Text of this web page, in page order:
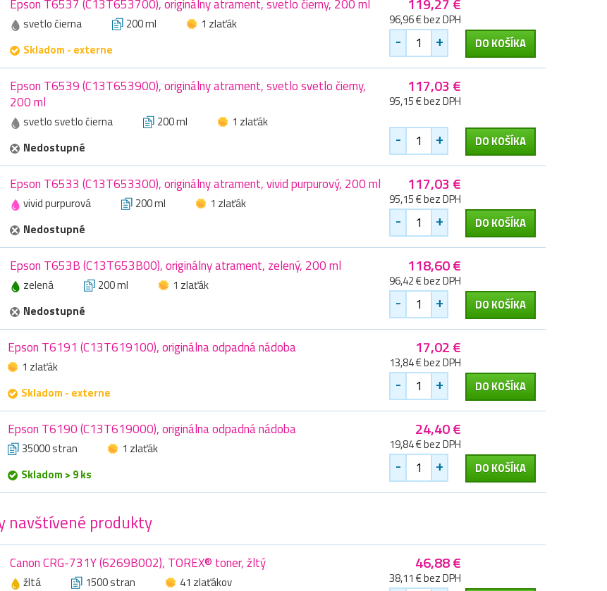
Epson T6537 (C13T653700), originálny atrament, svetlo čierny, 200 ml
svetlo čierna 200 ml
1 zlaťák
Skladom - externe
96,96 € bez DPH
- + DO KOŠÍKA
Epson T6539 (C13T653900), originálny atrament, svetlo svetlo čierny,
200 ml
svetlo svetlo čierna 200 ml
1 zlaťák
Nedostupné
117,03 €
95,15 € bez DPH
- + DO KOŠÍKA
Epson T6533 (C13T653300), originálny atrament, vivid purpurový, 200 ml
vivid purpurová 200 ml
1 zlaťák
Nedostupné
117,03 €
95,15 € bez DPH
- + DO KOŠÍKA
Epson T653B (C13T653B00), originálny atrament, zelený, 200 ml
zelená 200 ml
1 zlaťák
Nedostupné
118,60 €
96,42 € bez DPH
- + DO KOŠÍKA
Epson T6191 (C13T619100), originálna odpadná nádoba
1 zlaťák
Skladom - externe
17,02 €
13,84 € bez DPH
- + DO KOŠÍKA
Epson T6190 (C13T619000), originálna odpadná nádoba
35000 stran
1 zlaťák
Skladom > 9 ks
24,40 €
19,84 € bez DPH
- + DO KOŠÍKA
navštívené produkty
Canon CRG-731Y (6269B002), TOREX® toner, žltý
žltá 1500 stran 41 zlaťákov
46,88 €
38,11 € bez DPH